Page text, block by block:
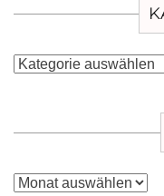
Kategorien
Archiv